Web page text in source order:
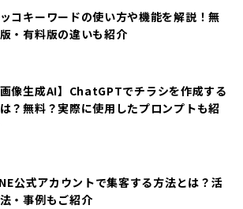
コキーワードの使い方や機能を解説！無
・有料版の違いも紹介
画像生成AI】ChatGPTでチラシを作成する
？無料？実際に使用したプロンプトも紹
公式アカウントで集客する方法とは？活
・事例もご紹介